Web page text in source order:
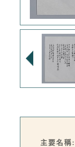
主要名稱: